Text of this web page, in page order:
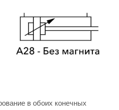
в обоих конечных